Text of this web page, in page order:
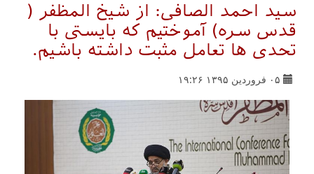
سید احمد الصافی: از شیخ المظفر (
قدس سره) آموختیم که بایستی با
تحدی ها تعامل مثبت داشته باشیم.
۰۵ فروردین ۱۳۹۵ ۱۹:۲۶